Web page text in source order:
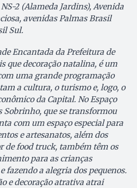
2 (Alameda Jardins), Avenida
avenidas Palmas Brasil
Sul.
Encantada da Prefeitura de
que decoração natalina, é um
uma grande programação
a cultura, o turismo e, logo, o
da Capital. No Espaço
Sobrinho, que se transformou
com um espaço especial para
e artesanatos, além dos
de food truck, também têm os
para as crianças
fazendo a alegria dos pequenos.
e decoração atrativa atrai